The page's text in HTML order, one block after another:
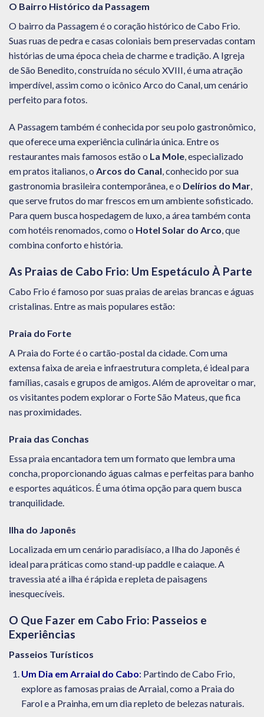
O Bairro Histórico da Passagem
O bairro da Passagem é o coração histórico de Cabo Frio.
Suas ruas de pedra e casas coloniais bem preservadas contam
histórias de uma época cheia de charme e tradição. A Igreja
de São Benedito, construída no século XVIII, é uma atração
imperdível, assim como o icônico Arco do Canal, um cenário
perfeito para fotos.
A Passagem também é conhecida por seu polo gastronômico,
que oferece uma experiência culinária única. Entre os
restaurantes mais famosos estão o La Mole, especializado
em pratos italianos, o Arcos do Canal, conhecido por sua
gastronomia brasileira contemporânea, e o Delírios do Mar,
que serve frutos do mar frescos em um ambiente sofisticado.
Para quem busca hospedagem de luxo, a área também conta
com hotéis renomados, como o Hotel Solar do Arco, que
combina conforto e história.
As Praias de Cabo Frio: Um Espetáculo À Parte
Cabo Frio é famoso por suas praias de areias brancas e águas
cristalinas. Entre as mais populares estão:
Praia do Forte
A Praia do Forte é o cartão-postal da cidade. Com uma
extensa faixa de areia e infraestrutura completa, é ideal para
famílias, casais e grupos de amigos. Além de aproveitar o mar,
os visitantes podem explorar o Forte São Mateus, que fica
nas proximidades.
Praia das Conchas
Essa praia encantadora tem um formato que lembra uma
concha, proporcionando águas calmas e perfeitas para banho
e esportes aquáticos. É uma ótima opção para quem busca
tranquilidade.
Ilha do Japonês
Localizada em um cenário paradisíaco, a Ilha do Japonês é
ideal para práticas como stand-up paddle e caiaque. A
travessia até a ilha é rápida e repleta de paisagens
inesquecíveis.
O Que Fazer em Cabo Frio: Passeios e
Experiências
Passeios Turísticos
Um Dia em Arraial do Cabo: Partindo de Cabo Frio,
explore as famosas praias de Arraial, como a Praia do
Farol e a Prainha, em um dia repleto de belezas naturais.